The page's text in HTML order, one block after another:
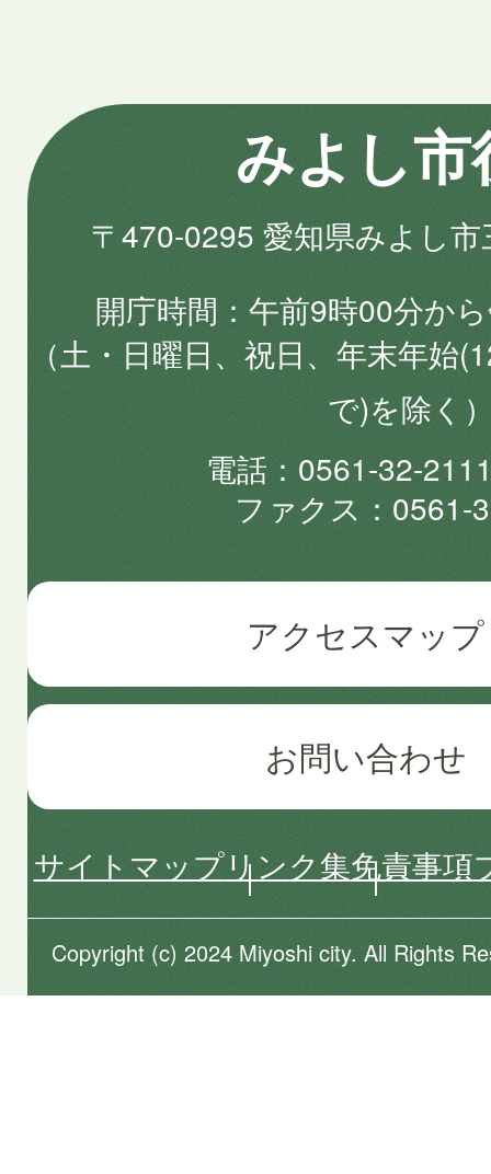
みよし市
〒470-0295 愛知県みよし
開庁時間
午前9時00分か
（土・日曜日、祝日、年末年始
で)を除く
電話
0561-32-
ファクス
0561-
アクセスマップ
お問い合わせ
サイトマップリンク集免責事項
Copyright (c) 2024 Miyoshi city. All Rights